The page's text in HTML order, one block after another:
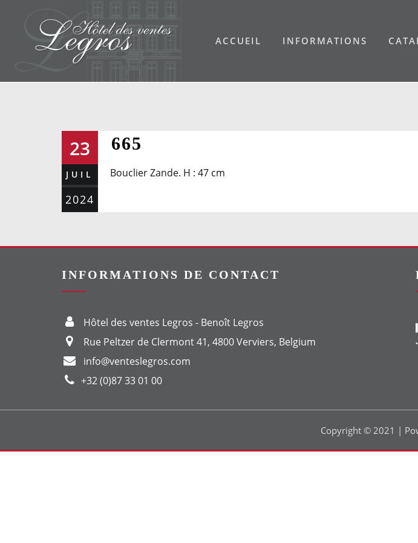
ACCUEIL INFORMATIONS
23
JUIL
2024
665
Bouclier Zande. H : 47 cm
INFORMATIONS DE CONTACT
Hôtel des ventes Legros - Benoît Legros
Rue Peltzer de Clermont 41, 4800 Verviers, Belgium
info@venteslegros.com
+32 (0)87 33 01 00
Vers
Copyright © 2021 |